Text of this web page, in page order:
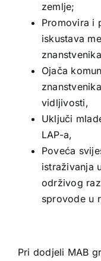
zemlje;
Promovira i
iskustava
znanstvenika
Ojača
vidljivosti,
Uključi
LAP-a,
Poveća
istraživanja
održivog
sprovode u
Pri dodjeli MAB